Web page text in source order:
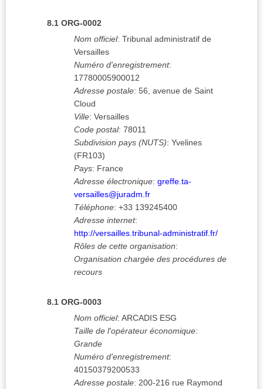
8.1 ORG-0002
Nom officiel: Tribunal administratif de
Versailles
Numéro d'enregistrement:
17780005900012
Adresse postale: 56, avenue de Saint
Cloud
Ville: Versailles
Code postal: 78011
Subdivision pays (NUTS): Yvelines
(FR103)
Pays: France
Adresse électronique: greffe.ta-
versailles@juradm.fr
Téléphone: +33 139245400
Adresse internet:
http://versailles.tribunal-administratif.fr/
Rôles de cette organisation:
Organisation chargée des procédures de
recours
8.1 ORG-0003
Nom officiel: ARCADIS ESG
Taille de l'opérateur économique:
Grande
Numéro d'enregistrement:
40150379200533
Adresse postale: 200-216 rue Raymond